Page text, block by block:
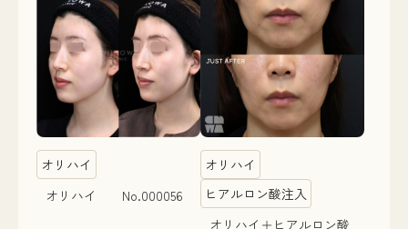
オリハイ
オリハイ No.000056
オリハイ
ヒアルロン酸注入
オリハイ＋ヒアルロン酸